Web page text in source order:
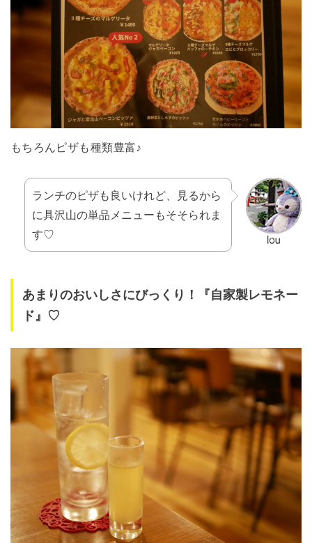
もちろんピザも種類豊富♪
ランチのピザも良いけれど、見るから
に具沢山の単品メニューもそそられま
す♡
あまりのおいしさにびっくり！『自家製レモネー
ド』♡